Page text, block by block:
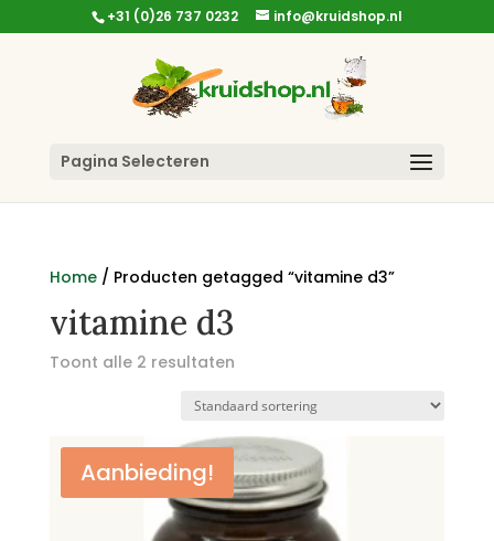
+31 (0)26 737 0232 info@kruidshop.nl
Pagina Selecteren
Home/ Producten getagged “vitamine d3”
vitamine d3
Toont alle 2 resultaten
Aanbieding!